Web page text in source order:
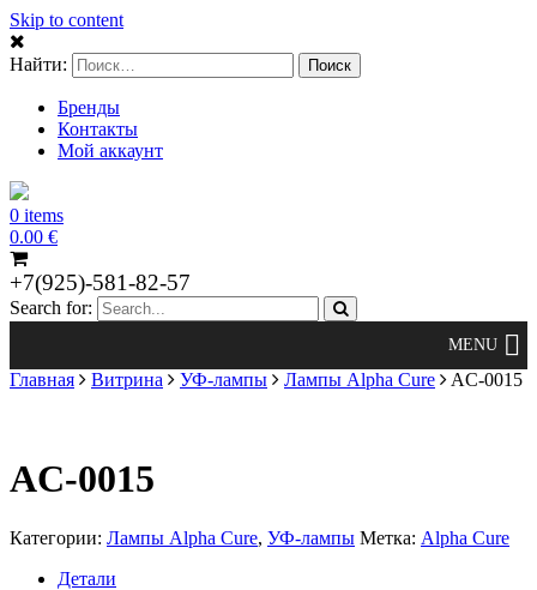
Skip to content
Найти:
Бренды
Контакты
Мой аккаунт
0 items
0.00 €
+7(925)-581-82-57
Search for:
Главная Витрина УФ-лампы Лампы Alpha Cure AC-0015
AC-0015
Категории: Лампы Alpha Cure, УФ-лампы Метка: Alpha Cure
Детали